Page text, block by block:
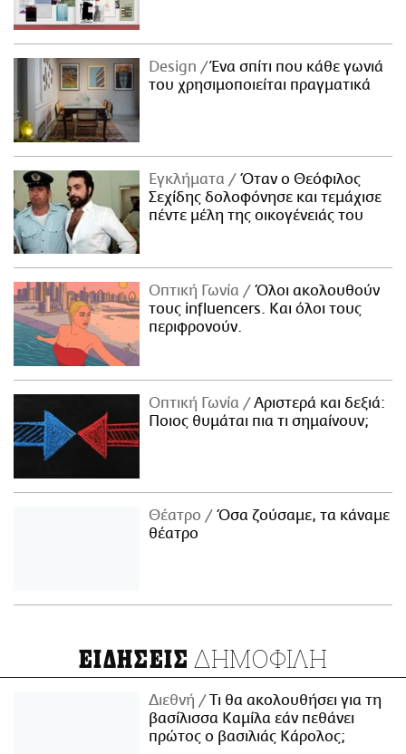
Design
Ένα σπίτι που κάθε γωνιά
του χρησιμοποιείται πραγματικά
Εγκλήματα
Όταν ο Θεόφιλος
Σεχίδης δολοφόνησε και τεμάχισε
πέντε μέλη της οικογένειάς του
Οπτική Γωνία
Όλοι ακολουθούν
τους influencers. Και όλοι τους
περιφρονούν.
Οπτική Γωνία
Αριστερά και δεξιά:
Ποιος θυμάται πια τι σημαίνουν;
Θέατρο
Όσα ζούσαμε, τα κάναμε
θέατρο
ΕΙΔΗΣΕΙΣ ΔΗΜΟΦΙΛΗ
Διεθνή
Τι θα ακολουθήσει για τη
βασίλισσα Καμίλα εάν πεθάνει
πρώτος ο βασιλιάς Κάρολος;